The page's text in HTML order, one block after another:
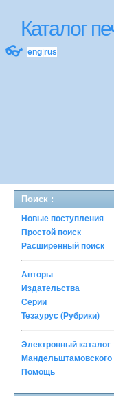
Каталог
👓 eng rus
Поиск :
Новые поступления
Простой поиск
Расширенный поиск
Авторы
Издательства
Серии
Тезаурус (Рубрики)
Электронный каталог
Мандельштамовского
Помощь